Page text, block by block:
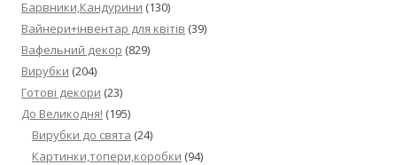
Барвники,Кандурини (130)
Вайнери+інвентар для квітів (39)
Вафельний декор (829)
Вирубки (204)
Готові декори (23)
До Великодня! (195)
Вирубки до свята (24)
Картинки,топери,коробки (94)